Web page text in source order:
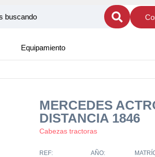
Equipamiento
MERCEDES
DISTANCIA 1846
Cabezas tractoras
REF: AÑO: